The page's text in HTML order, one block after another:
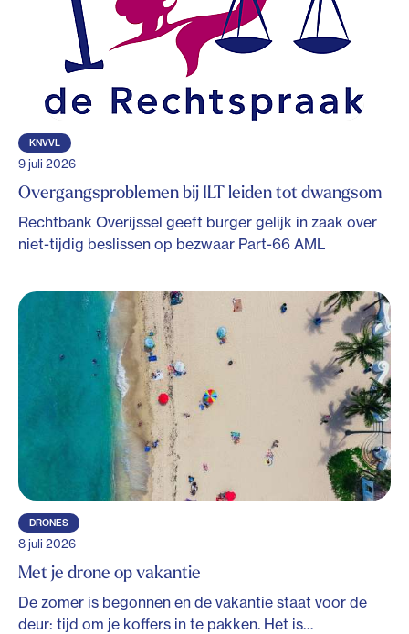
KNVVL
9 juli 2026
Overgangsproblemen bij ILT leiden tot dwangsom
Rechtbank Overijssel geeft burger gelijk in zaak over
niet-tijdig beslissen op bezwaar Part-66 AML
DRONES
8 juli 2026
Met je drone op vakantie
De zomer is begonnen en de vakantie staat voor de
deur: tijd om je koffers in te pakken. Het is…